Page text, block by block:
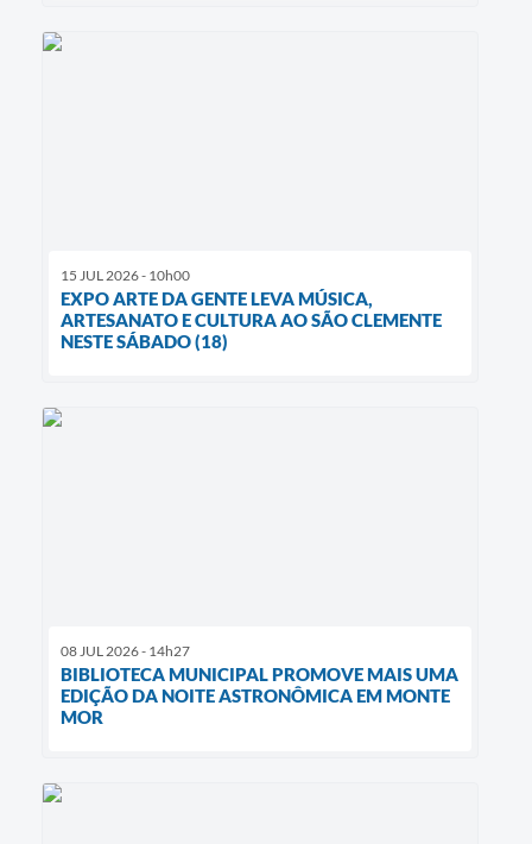
15 JUL 2026 - 10h00
EXPO ARTE DA GENTE LEVA MÚSICA,
ARTESANATO E CULTURA AO SÃO CLEMENTE
NESTE SÁBADO (18)
08 JUL 2026 - 14h27
BIBLIOTECA MUNICIPAL PROMOVE MAIS UMA
EDIÇÃO DA NOITE ASTRONÔMICA EM MONTE
MOR